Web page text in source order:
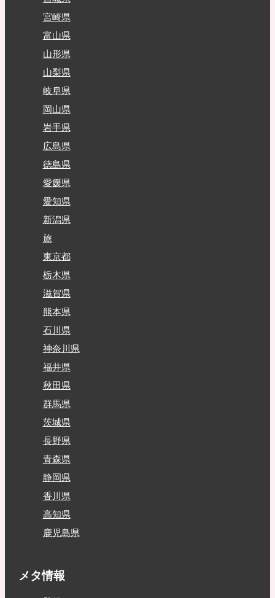
宮崎県
富山県
山形県
山梨県
岐阜県
岡山県
岩手県
広島県
徳島県
愛媛県
愛知県
新潟県
旅
東京都
栃木県
滋賀県
熊本県
石川県
神奈川県
福井県
秋田県
群馬県
茨城県
長野県
青森県
静岡県
香川県
高知県
鹿児島県
メタ情報